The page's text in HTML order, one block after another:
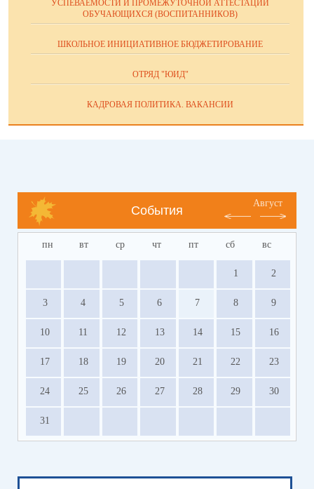
УСПЕВАЕМОСТИ И ПРОМЕЖУТОЧНОЙ АТТЕСТАЦИИ
ОБУЧАЮЩИХСЯ (ВОСПИТАННИКОВ)
ШКОЛЬНОЕ ИНИЦИАТИВНОЕ БЮДЖЕТИРОВАНИЕ
ОТРЯД "ЮИД"
КАДРОВАЯ ПОЛИТИКА. ВАКАНСИИ
События
Август
пн вт ср чт пт сб вс
1 2
3 4 5 6 7 8 9
10 11 12 13 14 15 16
17 18 19 20 21 22 23
24 25 26 27 28 29 30
31